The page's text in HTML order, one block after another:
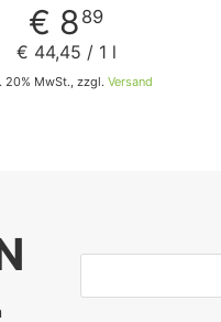
€ 8 89
20% MwSt., zzgl. Versand
€ 44,45 / 1 l